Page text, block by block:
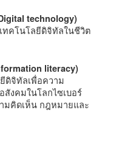
technology)
ทคโนโลยีดิจิทัลในชีวิต
literacy)
ดิจิทัลเพื่อความ
งคมในโลกไซเบอร์
มคิดเห็น กฎหมายและ